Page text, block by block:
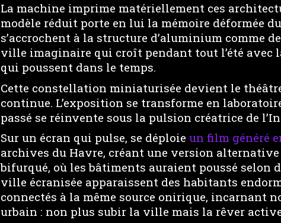
La machine imprime matériellement ces
modèle réduit porte en lui la mémoire déformée
s’accrochent à la structure d’aluminium comme
ville imaginaire qui croît pendant tout l’été avec
qui poussent dans le temps.
Cette constellation miniaturisée devient le
continue. L’exposition se transforme en
passé se réinvente sous la pulsion créatrice de
Sur un écran qui pulse, se déploie un film généré
archives du Havre, créant une version
bifurqué, où les bâtiments auraient poussé selon
ville écranisée apparaissent des habitants
connectés à la même source onirique, incarnant
urbain : non plus subir la ville mais la rêver